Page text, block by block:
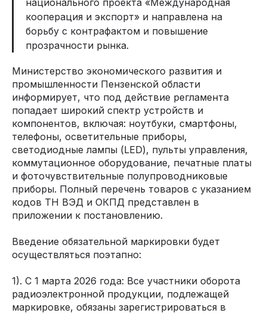
кооперация и экспорт» и направлена на
борьбу с контрафактом и повышение
прозрачности рынка.
Министерство экономического развития и
промышленности Пензенской области
информирует, что под действие регламента
попадает широкий спектр устройств и
компонентов, включая: ноутбуки, смартфоны,
телефоны, осветительные приборы,
светодиодные лампы (LED), пульты управления,
коммутационное оборудование, печатные платы
и фоточувствительные полупроводниковые
приборы. Полный перечень товаров с указанием
кодов ТН ВЭД и ОКПД представлен в
приложении к постановлению.
Введение обязательной маркировки будет
осуществляться поэтапно:
1). С 1 марта 2026 года: Все участники оборота
радиоэлектронной продукции, подлежащей
маркировке, обязаны зарегистрироваться в